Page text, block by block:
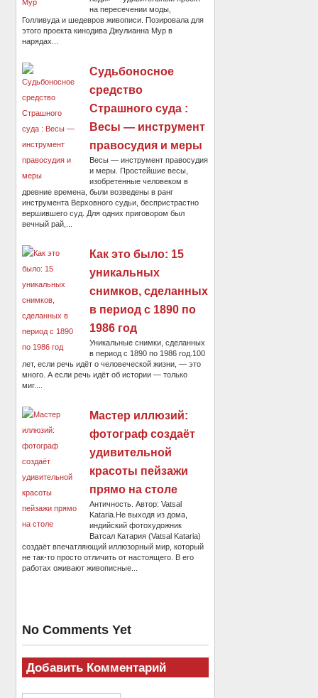
на пересечении моды,
Голливуда и шедевров живописи. Позировала для
этого проекта кинодива Джулианна Мур в
нарядах...
Судьбоносное
средство
Страшного суда :
Весы — инструмент
правосудия и меры
Весы — инструмент правосудия
и меры. Простейшие весы,
изобретенные человеком в
древние времена, были возведены в ранг
инструмента Верховного судьи, беспристрастно
вершившего суд. Для одних приговором был
вечный рай,...
Как это было: 15
уникальных
снимков, сделанных
в период с 1890 по
1986 год
Уникальные снимки, сделанных
в период с 1890 по 1986 год.100
лет, если речь идёт о человеческой жизни, — это
много. А если речь идёт об истории — только
миг....
Мастер иллюзий:
фотограф создаёт
удивительной
красоты пейзажи
прямо на столе
Античность. Автор: Vatsal
Kataria.Не выходя из дома,
индийский фотохудожник
Ватсал Катария (Vatsal Kataria)
создаёт впечатляющий иллюзорный мир, который
не так-то просто отличить от настоящего. В его
работах оживают живописные...
No Comments Yet
Добавить Комментарий